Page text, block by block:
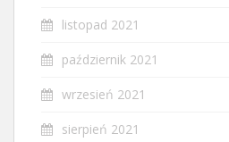
listopad 2021
październik 2021
wrzesień 2021
sierpień 2021